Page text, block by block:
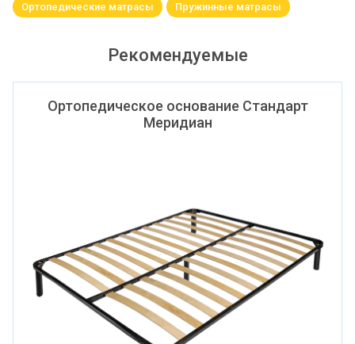
Ортопедические матрасы Пружинные матрасы
Рекомендуемые
Ортопедическое основание Стандарт
Меридиан